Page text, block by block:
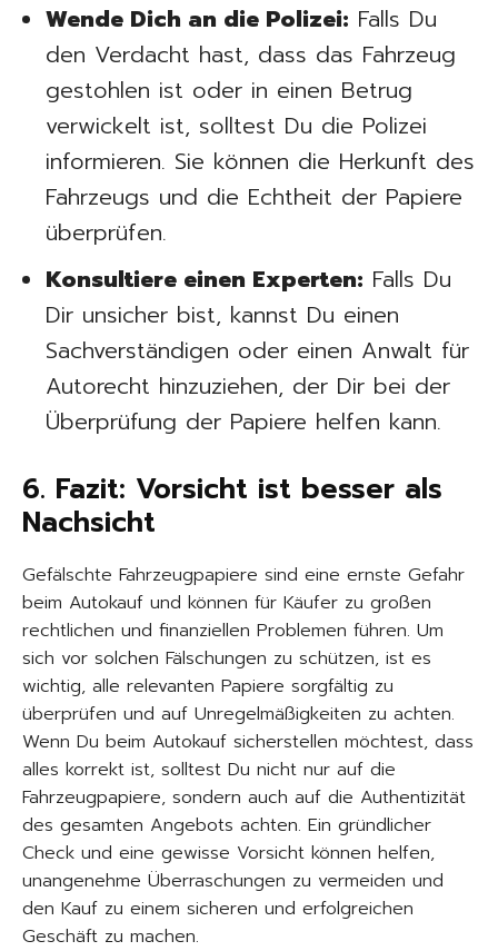
Wende Dich an die Polizei: Falls Du
den Verdacht hast, dass das Fahrzeug
gestohlen ist oder in einen Betrug
verwickelt ist, solltest Du die Polizei
informieren. Sie können die Herkunft des
Fahrzeugs und die Echtheit der Papiere
überprüfen.
Konsultiere einen Experten: Falls Du
Dir unsicher bist, kannst Du einen
Sachverständigen oder einen Anwalt für
Autorecht hinzuziehen, der Dir bei der
Überprüfung der Papiere helfen kann.
6. Fazit: Vorsicht ist besser als
Nachsicht
Gefälschte Fahrzeugpapiere sind eine ernste Gefahr
beim Autokauf und können für Käufer zu großen
rechtlichen und finanziellen Problemen führen. Um
sich vor solchen Fälschungen zu schützen, ist es
wichtig, alle relevanten Papiere sorgfältig zu
überprüfen und auf Unregelmäßigkeiten zu achten.
Wenn Du beim Autokauf sicherstellen möchtest, dass
alles korrekt ist, solltest Du nicht nur auf die
Fahrzeugpapiere, sondern auch auf die Authentizität
des gesamten Angebots achten. Ein gründlicher
Check und eine gewisse Vorsicht können helfen,
unangenehme Überraschungen zu vermeiden und
den Kauf zu einem sicheren und erfolgreichen
Geschäft zu machen.